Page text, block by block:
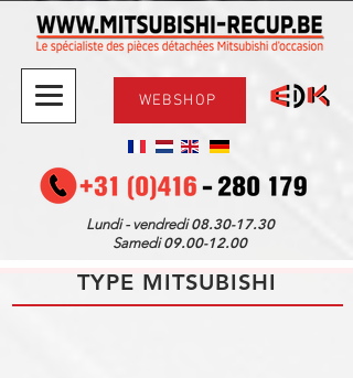
WEBSHOP
Lundi - vendredi08.30-17.30
Samedi09.00-12.00
TYPE MITSUBISHI